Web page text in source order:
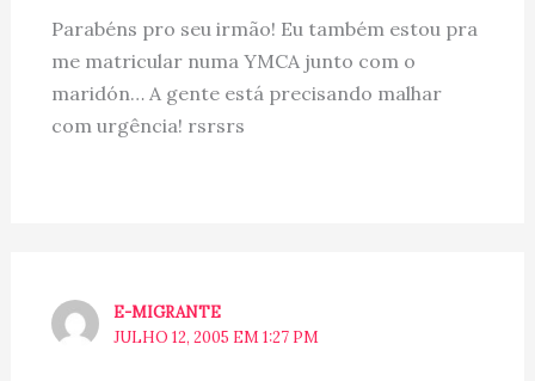
Parabéns pro seu irmão! Eu também estou pra
me matricular numa YMCA junto com o
maridón… A gente está precisando malhar
com urgência! rsrsrs
E-MIGRANTE
JULHO 12, 2005 EM 1:27 PM